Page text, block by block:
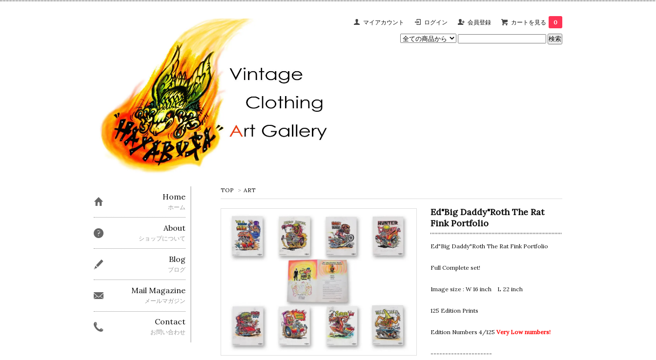
マイアカウント ログイン 会員登録 カートを見る 0
TOP > ART
Ed"Big Daddy"Roth The Rat
Fink Portfolio
Ed"Big Daddy"Roth The Rat Fink Portfolio
Full Complete set!
Image size : W 16 inch L 22 inch
125 Edition Prints
Edition Numbers 4/125 Very Low numbers!
---------------------
Home
ホーム
About
ショップについて
Blog
ブログ
Mail Magazine
メールマガジン
Contact
お問い合わせ